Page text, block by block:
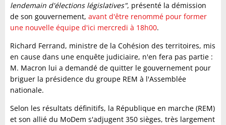
lendemain d'élections législatives", présenté la démission
de son gouvernement, avant d'être renommé pour former
une nouvelle équipe d'ici mercredi à 18h00.
Richard Ferrand, ministre de la Cohésion des territoires, mis
en cause dans une enquête judiciaire, n'en fera pas partie :
M. Macron lui a demandé de quitter le gouvernement pour
briguer la présidence du groupe REM à l'Assemblée
nationale.
Selon les résultats définitifs, la République en marche (REM)
et son allié du MoDem s'adjugent 350 sièges, très largement